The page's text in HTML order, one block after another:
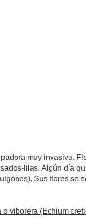
muy invasiva.
lilas. Algún día
Sus flores se
o viborera (Echium